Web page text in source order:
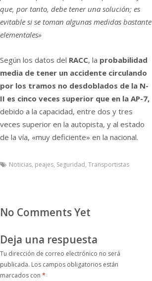
que, por tanto, debe tener una solución; es
evitable si se toman algunas medidas bastante
elementales»
Según los datos del RACC, la probabilidad
media de tener un accidente circulando
por los tramos no desdoblados de la N-
II es cinco veces superior que en la AP-7,
debido a la capacidad, entre dos y tres
veces superior en la autopista, y al estado
de la ví­a, «muy deficiente» en la nacional.
Noticias, peajes, Seguridad, Transportistas
No Comments Yet
Deja una respuesta
Tu dirección de correo electrónico no será
publicada. Los campos obligatorios están
marcados con *